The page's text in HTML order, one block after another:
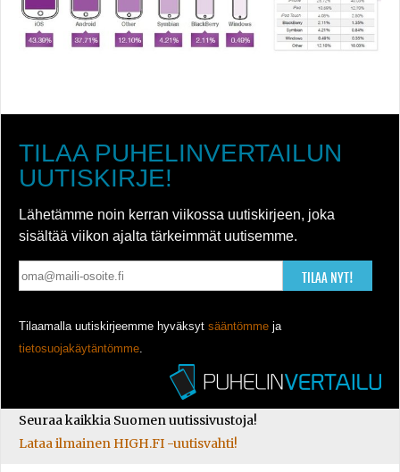
TILAA PUHELINVERTAILUN
UUTISKIRJE!
Lähetämme noin kerran viikossa uutiskirjeen, joka
sisältää viikon ajalta tärkeimmät uutisemme.
TILAA NYT!
Tilaamalla uutiskirjeemme hyväksyt sääntömme ja
tietosuojakäytäntömme.
Seuraa kaikkia Suomen uutissivustoja!
Lataa ilmainen HIGH.FI -uutisvahti!